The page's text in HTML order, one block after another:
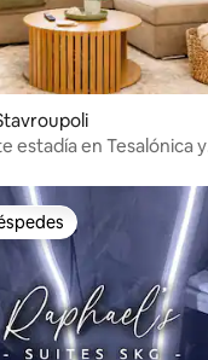
estadía en Tesalónica y